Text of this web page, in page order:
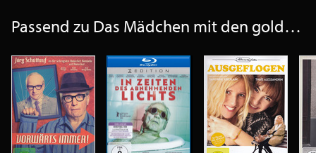
Passend zu Das Mädchen mit den goldenen Händen